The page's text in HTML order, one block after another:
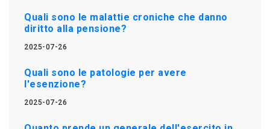
Quali sono le malattie croniche che danno
diritto alla pensione?
2025-07-26
Quali sono le patologie per avere
l'esenzione?
2025-07-26